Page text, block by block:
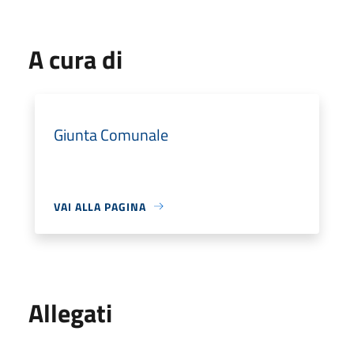
A cura di
Giunta Comunale
VAI ALLA PAGINA
Allegati